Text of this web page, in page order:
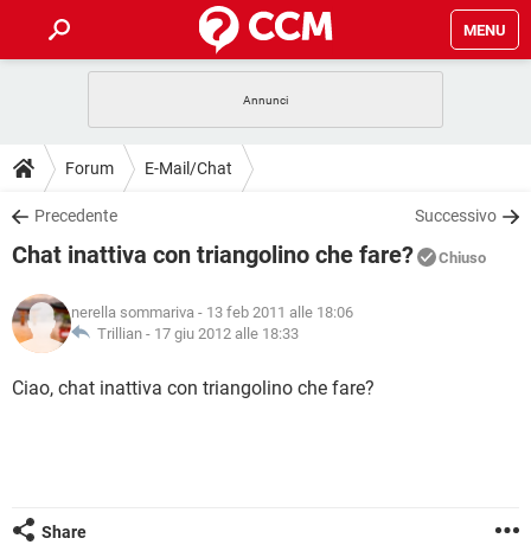
MENU
INTRATTENIMENTO
iOS
INSTAGRAM WHATSAPP
TIKTOK
HARDWARE
GUIDE
COVID-19
INSTAGRAM WHATSAPP
TIKTOK
HARDWARE
DOWNLOAD
COVID-19 GAMING
INTRATTENIMENTO
iOS WINDOWS 10
INSTAGRAM WHATSAPP
COVID-19 GAMING
INTRATTENIMENTO
iOS WINDOWS 10
HARDWARE
GLOSSARIO
COVID-19 GAMING
TIKTOK
Forum E-Mail/Chat
Precedente Successivo
Chat inattiva con triangolino che fare? Chiuso
nerella sommariva - 13 feb 2011 alle 18:06
Trillian - 17 giu 2012 alle 18:33
Ciao, chat inattiva con triangolino che fare?
Share